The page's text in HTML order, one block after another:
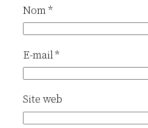
Nom*
E-mail*
Site web